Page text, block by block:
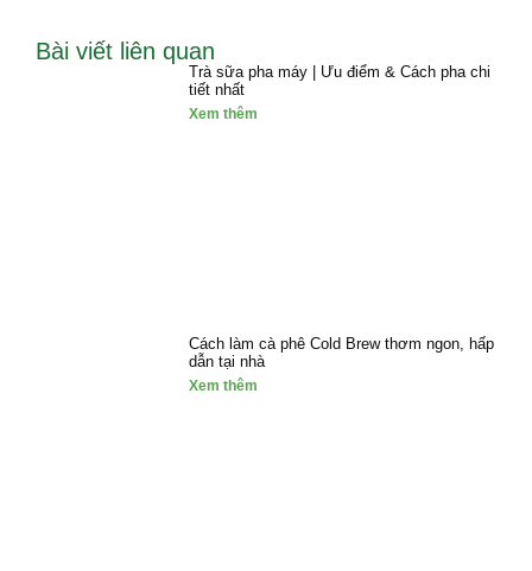
Bài viết liên quan
Trà sữa pha máy | Ưu điểm & Cách pha chi
tiết nhất
Xem thêm
Cách làm cà phê Cold Brew thơm ngon, hấp
dẫn tại nhà
Xem thêm